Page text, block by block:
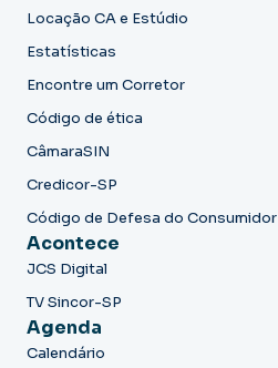
Locação CA e Estúdio
Estatísticas
Encontre um Corretor
Código de ética
CâmaraSIN
Credicor-SP
Código de Defesa do Consumidor
Acontece
JCS Digital
TV Sincor-SP
Agenda
Calendário